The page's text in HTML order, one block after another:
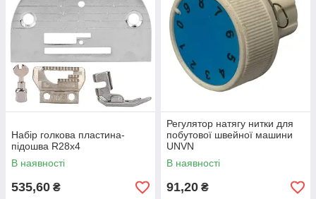
Набір голкова пластина-
підошва R28x4
В наявності
535,60 ₴
Регулятор натягу нитки для
побутової швейної машини
UNVN
В наявності
91,20 ₴